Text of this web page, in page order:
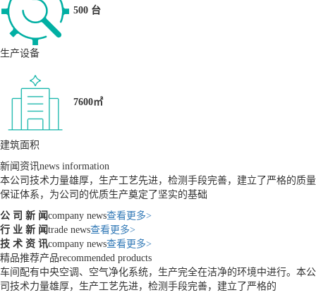
500 台
生产设备
7600㎡
建筑面积
新闻资讯news information
本公司技术力量雄厚，生产工艺先进，检测手段完善，建立了严格的质量
保证体系，为公司的优质生产奠定了坚实的基础
公 司 新 闻company news查看更多>
行 业 新 闻trade news查看更多>
技 术 资 讯company news查看更多>
精品推荐产品recommended products
车间配有中央空调、空气净化系统，生产完全在洁净的环境中进行。本公
司技术力量雄厚，生产工艺先进，检测手段完善，建立了严格的